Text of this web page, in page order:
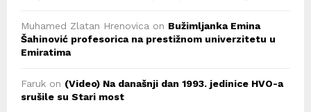
Muhamed Zlatan Hrenovica on Bužimljanka Emina
Šahinović profesorica na prestižnom univerzitetu u
Emiratima
Faruk on (Video) Na današnji dan 1993. jedinice HVO-a
srušile su Stari most